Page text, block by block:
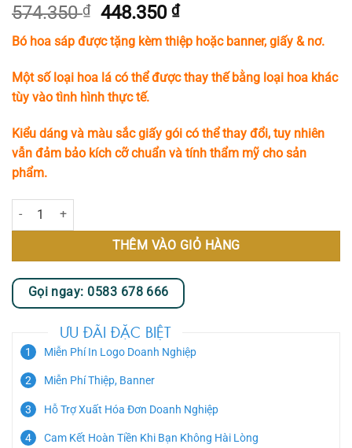
574.350₫
Giá
gốc
là:
574.350 ₫.
448.350₫Giá
hiện
tại
là:
448.350 ₫.
Bó hoa sáp được tặng kèm thiệp hoặc banner, giấy & nơ.
Một số loại hoa lá có thể được thay thế bằng loại hoa khác
tùy vào tình hình thực tế.
Kiểu dáng và màu sắc giấy gói có thể thay đổi, tuy nhiên
vẫn đảm bảo kích cỡ chuẩn và tính thẩm mỹ cho sản
phẩm.
Bó Hoa Sáp Tone Đỏ Được Trang Trí Thêm Bằng Bông Hồ Điệp Sang
THÊM VÀO GIỎ HÀNG
Gọi ngay: 0583 678 666
ƯU ĐÃI ĐẶC BIỆT
Miễn Phí In Logo Doanh Nghiệp
Miễn Phí Thiệp, Banner
Hỗ Trợ Xuất Hóa Đơn Doanh Nghiệp
Cam Kết Hoàn Tiền Khi Bạn Không Hài Lòng